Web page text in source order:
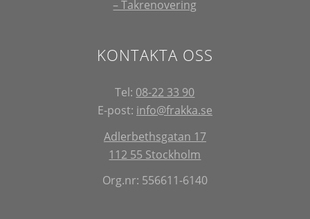
– Takrenovering
KONTAKTA OSS
Tel: 08-22 33 90
E-post: info@frakka.se
Adlerbethsgatan 17
112 55 Stockholm
Org.nr: 556611-6140